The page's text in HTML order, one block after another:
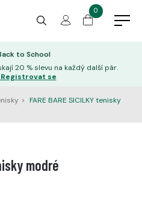
0
to School
20 % slevu na každý další pár.
Registrovat se
> FARE BARE SICILKY tenisky
modré